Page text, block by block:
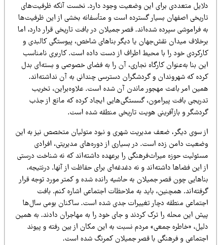
متعددی برای این وضعیت وجود دارد. نخست آنکه ظرفیت‌های
اصفهان بسیار گسترده است و متأسفانه بخشی از این ظرفیت‌ها
فراموشی سپرده شده‌اند. قصر جمیلان در بافت تاریخی قرار دارد، اما
میدان نقش‌جهان یا دیگر بناهای شاخص، پیوستگی کالبدی و
خود را با محیط اطراف از دست داده است. کاربری نامناسب
بنا به‌عنوان کارگاه نجاری، آن را به فضای خصوصی و بسته‌ای بدل
که شهروندان و گردشگران دسترسی چندانی به آن نداشته‌اند.
امر باعث مهجور ماندن آن شده است. علاوه‌براین، تخریب
بافت پیرامون، گسستگی‌هایی ایجاد کرده که مانع از جذب
و بازآفرینی هویت تاریخی منطقه شده است.
سوی دیگر، ضعف مدیریت شهری و نبود متولیان متخصص نیز به این
دامن زده است. در بسیاری از دوره‌های مدیریتی، افرادی
حوزه میراث‌فرهنگی را برعهده داشته‌اند که نه شناخت درستی
این فضاها داشته‌اند و نه دغدغه‌ای برای حفاظت از آنها. درنتیجه،
چون قصر جمیلان به حاشیه رانده شده و کمتر مورد توجه قرار
همچنین، باید به ملاحظات اجتماعی اشاره کنم. بافت
منطقه دچار تغییرات جدی شده است. ساکنان بومی سال‌ها
این محله را ترک کردند و جای خود را به مهاجران دادند. به همین
«خاطره جمعی» مردم نسبت به این مکان از بین رفته و پیوند
و فرهنگی با قصر جمیلان کمرنگ شده است.